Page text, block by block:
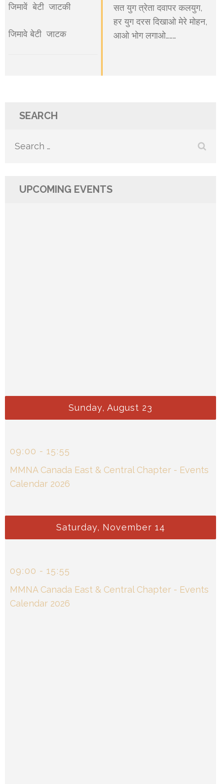
जिमावें बेटी जाटकी
जिमावे बेटी जाटक
सत युग त्रेता दवापर कलयुग,
हर युग दरस दिखाओ मेरे मोहन,
आओ भोग लगाओ………
SEARCH
Search
UPCOMING EVENTS
Sunday, August 23
09:00 - 15:55
MMNA Canada East & Central Chapter - Events
Calendar 2026
Saturday, November 14
09:00 - 15:55
MMNA Canada East & Central Chapter - Events
Calendar 2026